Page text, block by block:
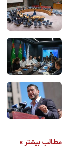
مطالب بیشتر »